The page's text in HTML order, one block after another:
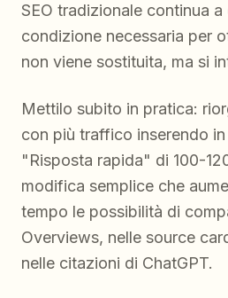
SEO tradizionale continua a
condizione necessaria per
non viene sostituita, ma si
Mettilo subito in pratica:
con più traffico inserendo
"Risposta rapida" di 100-
modifica semplice che
tempo le possibilità di
Overviews, nelle source
nelle citazioni di ChatGPT.